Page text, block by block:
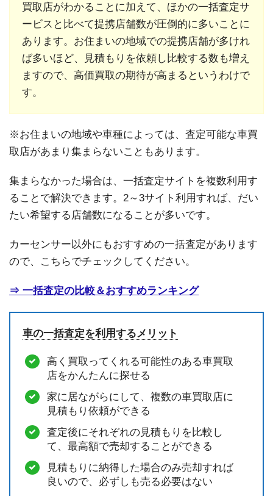
買取店がわかることに加えて、ほかの一括査定サ
ービスと比べて提携店舗数が圧倒的に多いことに
あります。お住まいの地域での提携店舗が多けれ
ば多いほど、見積もりを依頼し比較する数も増え
ますので、高価買取の期待が高まるというわけで
す。
※お住まいの地域や車種によっては、査定可能な車買
取店があまり集まらないこともあります。
集まらなかった場合は、一括査定サイトを複数利用す
ることで解決できます。2～3サイト利用すれば、だい
たい希望する店舗数になることが多いです。
カーセンサー以外にもおすすめの一括査定があります
ので、こちらでチェックしてください。
⇒ 一括査定の比較＆おすすめランキング
車の一括査定を利用するメリット
高く買取ってくれる可能性のある車買取
店をかんたんに探せる
家に居ながらにして、複数の車買取店に
見積もり依頼ができる
査定後にそれぞれの見積もりを比較し
て、最高額で売却することができる
見積もりに納得した場合のみ売却すれば
良いので、必ずしも売る必要はない